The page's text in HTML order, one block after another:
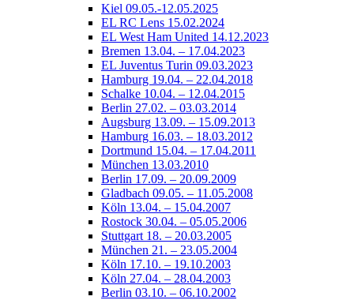
Kiel 09.05.-12.05.2025
EL RC Lens 15.02.2024
EL West Ham United 14.12.2023
Bremen 13.04. – 17.04.2023
EL Juventus Turin 09.03.2023
Hamburg 19.04. – 22.04.2018
Schalke 10.04. – 12.04.2015
Berlin 27.02. – 03.03.2014
Augsburg 13.09. – 15.09.2013
Hamburg 16.03. – 18.03.2012
Dortmund 15.04. – 17.04.2011
München 13.03.2010
Berlin 17.09. – 20.09.2009
Gladbach 09.05. – 11.05.2008
Köln 13.04. – 15.04.2007
Rostock 30.04. – 05.05.2006
Stuttgart 18. – 20.03.2005
München 21. – 23.05.2004
Köln 17.10. – 19.10.2003
Köln 27.04. – 28.04.2003
Berlin 03.10. – 06.10.2002